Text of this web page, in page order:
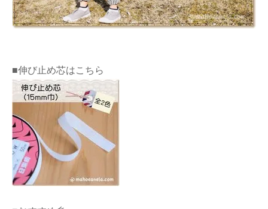
■伸び止め芯はこちら